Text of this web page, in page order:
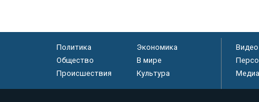
Политика
Экономика
Общество
В мире
Происшествия
Культура
Видео